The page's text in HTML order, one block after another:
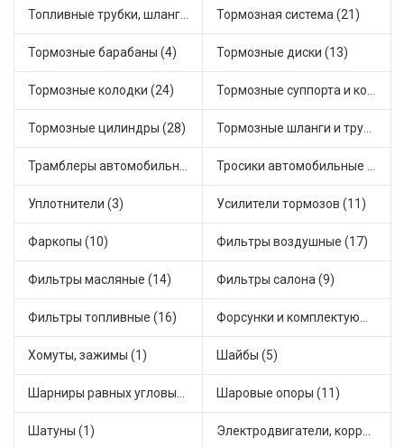
Топливные трубки, шланги, магистрали и рампы (5) Тормозная система (21)
Тормозные барабаны (4) Тормозные диски (13)
Тормозные колодки (24) Тормозные суппорта и комплектующие (7)
Тормозные цилиндры (28) Тормозные шланги и трубки (14)
Трамблеры автомобильные (18) Тросики автомобильные (27)
Уплотнители (3) Усилители тормозов (11)
Фаркопы (10) Фильтры воздушные (17)
Фильтры масляные (14) Фильтры салона (9)
Фильтры топливные (16) Форсунки и комплектующие (3)
Хомуты, зажимы (1) Шайбы (5)
Шарниры равных угловых скоростей, приводные валы (16) Шаровые опоры (11)
Шатуны (1) Электродвигатели, корректоры и приводы автомобильн (35)